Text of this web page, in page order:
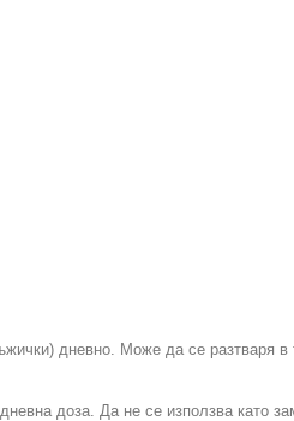
дневно. Може да се разтваря
доза. Да не се използва като